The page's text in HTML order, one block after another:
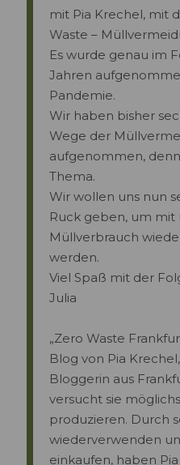
mit Pia Krechel, mit
Waste –
Es wurde genau im
Jahren
Pandemie.
Wir haben bisher
Wege der
aufgenommen,
Thema.
Wir wollen uns nun
Ruck geben, um mit
Müllverbrauch
werden.
Viel Spaß mit der
Julia
„Zero Waste
Blog von Pia
Bloggerin aus
versucht sie
produzieren. Durch
wiederverwenden
einkaufen, haben